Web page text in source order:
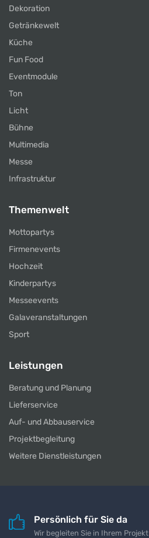
Dekoration
Getränkewelt
Küche
Fun Food
Eventmodule
Ton
Licht
Bühne
Multimedia
Messe
Infrastruktur
Themenwelt
Mottopartys
Firmenevents
Hochzeit
Kinderpartys
Messeevents
Galaveranstaltungen
Sport
Leistungen
Beratung und Planung
Lieferservice
Auf- und Abbauservice
Projektbegleitung
Weitere Dienstleistungen
Persönlich für Sie da
Wir begleiten Sie in Ihrem Projekt